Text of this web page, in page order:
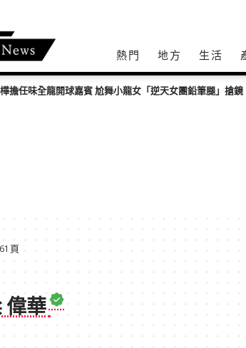
熱門 地方 生活
擔任味全龍開球嘉賓 尬舞小龍女「逆天女團鉛筆腿」搶鏡
頁
偉華